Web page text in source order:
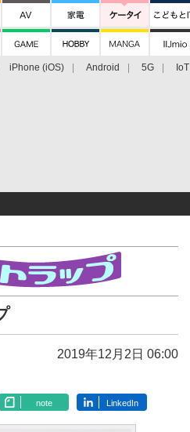
iPhone (iOS) Android 5G IoT
2019年12月2日 06:00
note LinkedIn